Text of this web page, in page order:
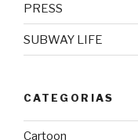
PRESS
SUBWAY LIFE
CATEGORIAS
Cartoon